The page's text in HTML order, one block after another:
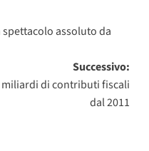
assoluto da
Successivo:
miliardi di contributi fiscali
dal 2011